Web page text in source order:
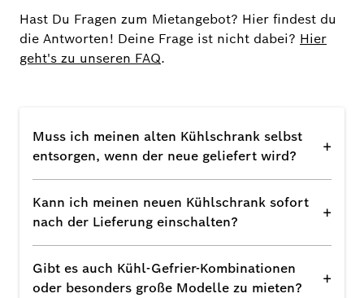
Hast Du Fragen zum Mietangebot? Hier findest du
die Antworten! Deine Frage ist nicht dabei? Hier
geht's zu unseren FAQ.
Muss ich meinen alten Kühlschrank selbst
entsorgen, wenn der neue geliefert wird?
+
Kann ich meinen neuen Kühlschrank sofort
nach der Lieferung einschalten?
+
Gibt es auch Kühl-Gefrier-Kombinationen
oder besonders große Modelle zu mieten?
+